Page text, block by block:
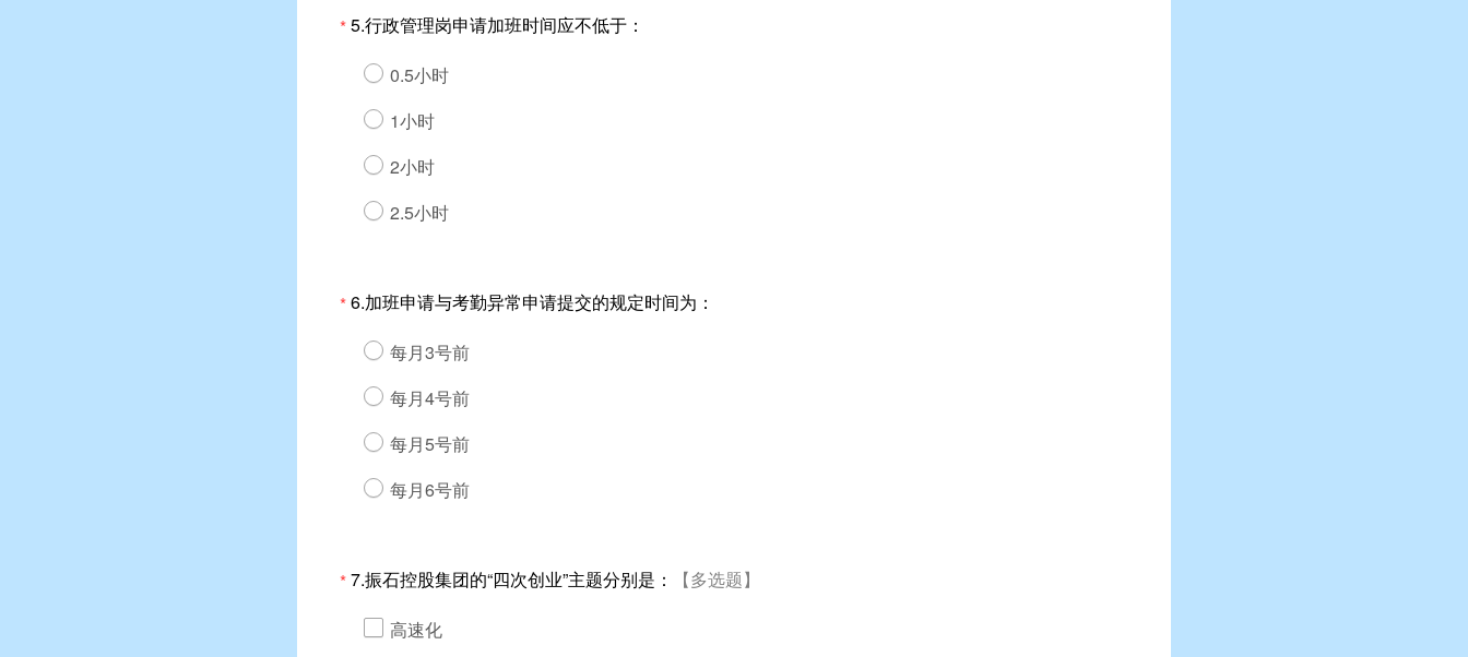
*5.行政管理岗申请加班时间应不低于：
0.5小时
1小时
2小时
2.5小时
*6.加班申请与考勤异常申请提交的规定时间为：
每月3号前
每月4号前
每月5号前
每月6号前
*7.振石控股集团的“四次创业”主题分别是：
【多选题】
高速化